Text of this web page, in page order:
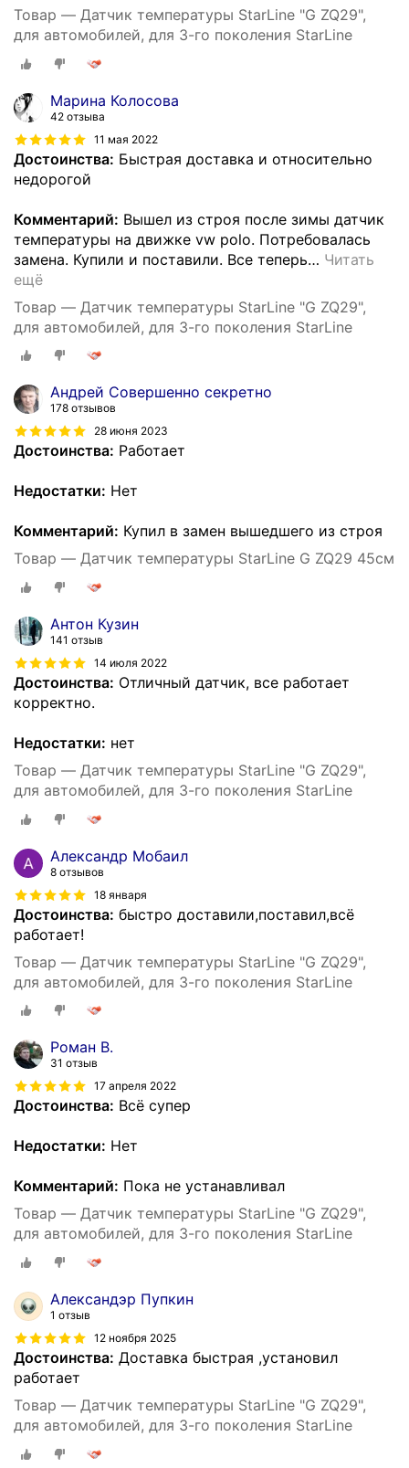
Товар — Датчик температуры StarLine "G ZQ29",
для автомобилей, для 3-го поколения StarLine
Марина Колосова
42 отзыва
11 мая 2022
Достоинства: Быстрая доставка и относительно
недорогой
Комментарий: Вышел из строя после зимы датчик
температуры на движке vw polo. Потребовалась
замена. Купили и поставили. Все теперь… Читать
ещё
Товар — Датчик температуры StarLine "G ZQ29",
для автомобилей, для 3-го поколения StarLine
Андрей Совершенно секретно
178 отзывов
28 июня 2023
Достоинства: Работает
Недостатки: Нет
Комментарий: Купил в замен вышедшего из строя
Товар — Датчик температуры StarLine G ZQ29 45см
Антон Кузин
141 отзыв
14 июля 2022
Достоинства: Отличный датчик, все работает
корректно.
Недостатки: нет
Товар — Датчик температуры StarLine "G ZQ29",
для автомобилей, для 3-го поколения StarLine
Александр Мобаил
8 отзывов
18 января
Достоинства: быстро доставили,поставил,всё
работает!
Товар — Датчик температуры StarLine "G ZQ29",
для автомобилей, для 3-го поколения StarLine
Роман В.
31 отзыв
17 апреля 2022
Достоинства: Всё супер
Недостатки: Нет
Комментарий: Пока не устанавливал
Товар — Датчик температуры StarLine "G ZQ29",
для автомобилей, для 3-го поколения StarLine
Александэр Пупкин
1 отзыв
12 ноября 2025
Достоинства: Доставка быстрая ,установил
работает
Товар — Датчик температуры StarLine "G ZQ29",
для автомобилей, для 3-го поколения StarLine